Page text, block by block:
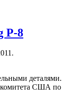
P-8
деталями.
комитета США по